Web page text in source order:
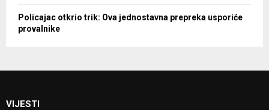
Policajac otkrio trik: Ova jednostavna prepreka usporiće
provalnike
VIJESTI